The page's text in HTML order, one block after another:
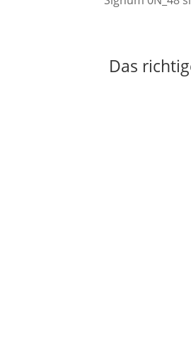
Das